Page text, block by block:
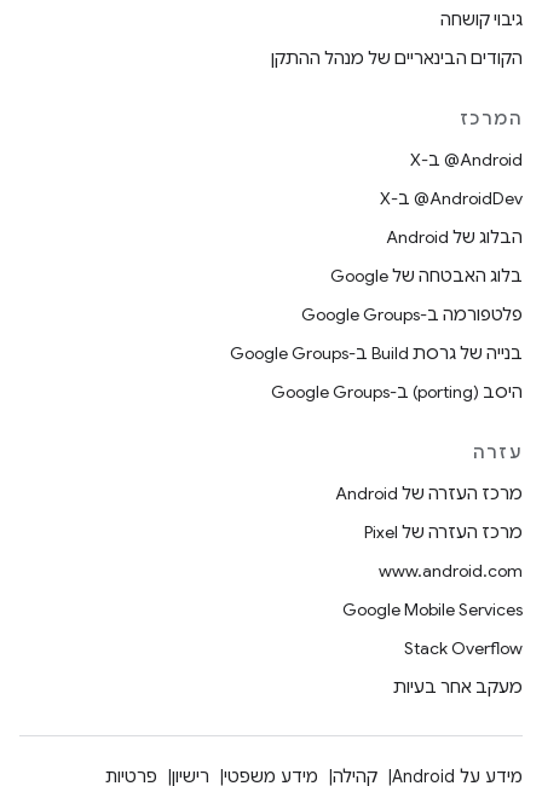
גיבוי קושחה
הקודים הבינאריים של מנהל ההתקן
המרכז
‫‎@Android ב-X
‫‎@AndroidDev ב-X
הבלוג של Android
בלוג האבטחה של Google
פלטפורמה ב-Google Groups
בנייה של גרסת Build ב-Google Groups
היסב (porting) ב-Google Groups
עזרה
מרכז העזרה של Android
מרכז העזרה של Pixel
www.android.com
Google Mobile Services
Stack Overflow
מעקב אחר בעיות
מידע על Android קהילה מידע משפטי רישיון פרטיות